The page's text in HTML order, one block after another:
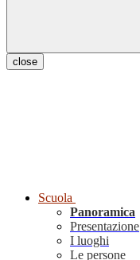
close
Scuola
Panoramica
Presentazione
I luoghi
Le persone